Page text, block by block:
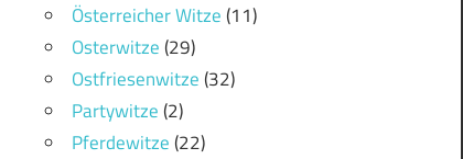
Österreicher Witze(11)
Osterwitze(29)
Ostfriesenwitze(32)
Partywitze(2)
Pferdewitze(22)